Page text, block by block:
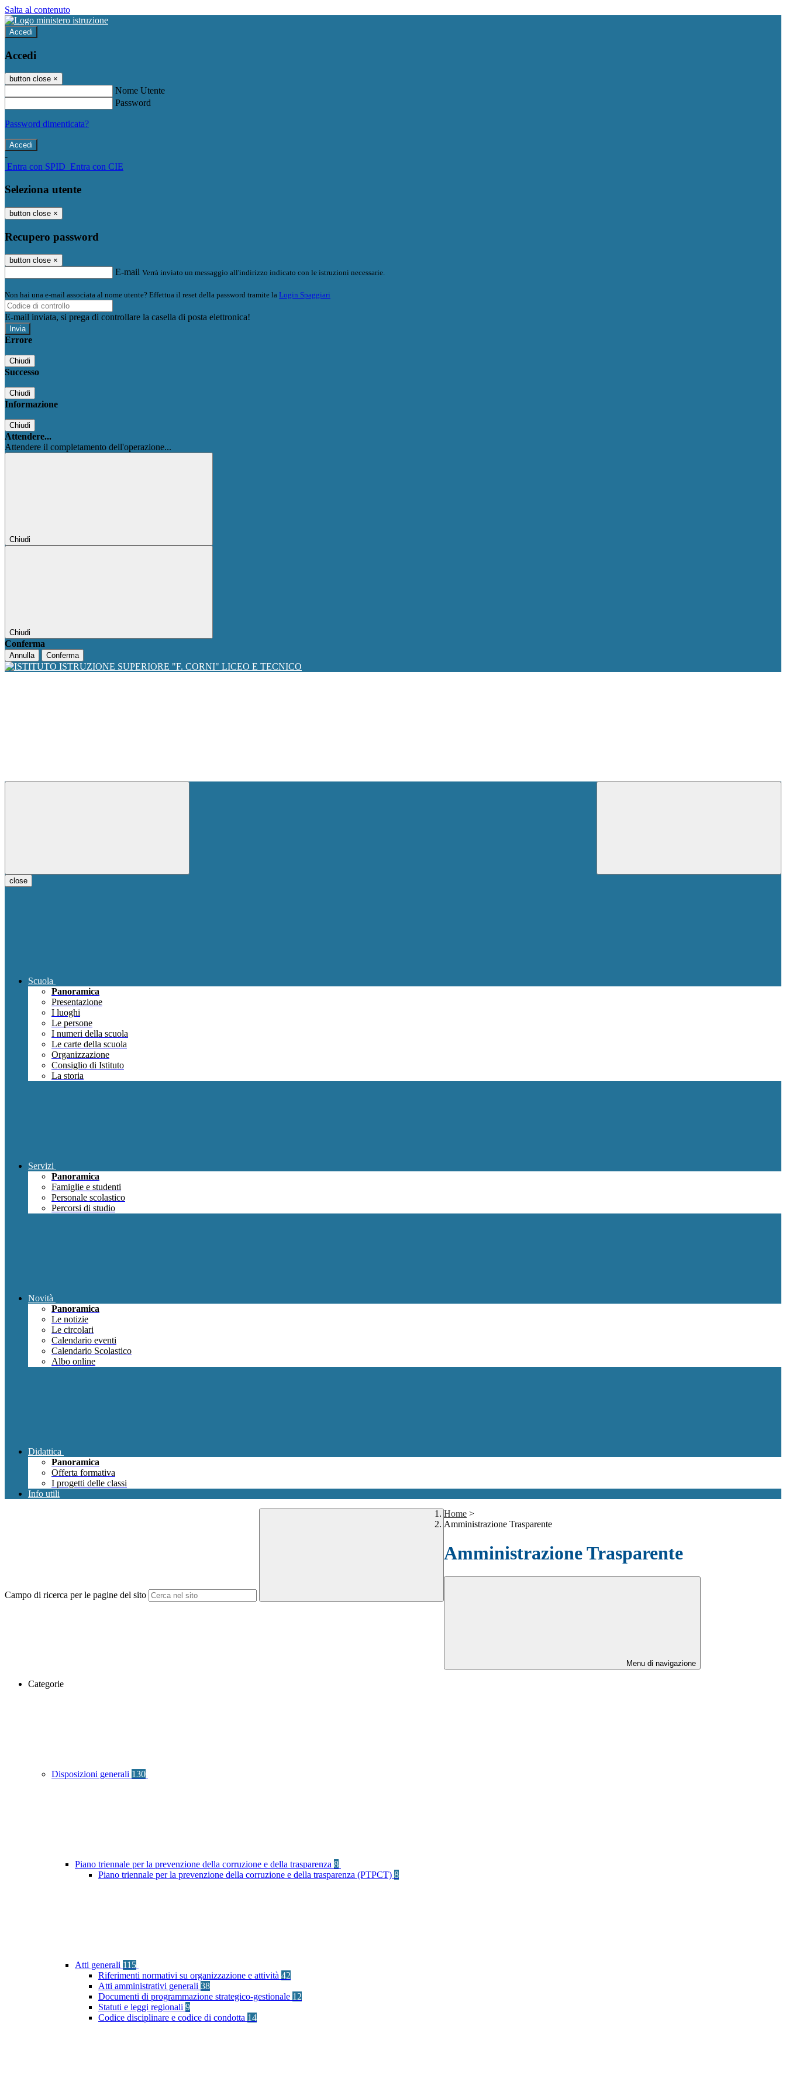
Salta al contenuto
Accedi
Accedi
button close ×
Nome Utente
Password
Password dimenticata?
-
Entra con SPID Entra con CIE
Seleziona utente
button close ×
Recupero password
button close ×
E-mail Verrà inviato un messaggio all'indirizzo indicato con le istruzioni necessarie.
Non hai una e-mail associata al nome utente? Effettua il reset della password tramite la Login Spaggiari
E-mail inviata, si prega di controllare la casella di posta elettronica!
Errore
Chiudi
Successo
Chiudi
Informazione
Chiudi
Attendere...
Attendere il completamento dell'operazione...
Chiudi
Chiudi
Conferma
Annulla Conferma
close
Scuola
Panoramica
Presentazione
I luoghi
Le persone
I numeri della scuola
Le carte della scuola
Organizzazione
Consiglio di Istituto
La storia
Servizi
Panoramica
Famiglie e studenti
Personale scolastico
Percorsi di studio
Novità
Panoramica
Le notizie
Le circolari
Calendario eventi
Calendario Scolastico
Albo online
Didattica
Panoramica
Offerta formativa
I progetti delle classi
Info utili
Campo di ricerca per le pagine del sito
Home >
Amministrazione Trasparente
Amministrazione Trasparente
Menu di navigazione
Categorie
Disposizioni generali 130
Piano triennale per la prevenzione della corruzione e della trasparenza 8
Piano triennale per la prevenzione della corruzione e della trasparenza (PTPCT) 8
Atti generali 115
Riferimenti normativi su organizzazione e attività 42
Atti amministrativi generali 38
Documenti di programmazione strategico-gestionale 12
Statuti e leggi regionali 9
Codice disciplinare e codice di condotta 14